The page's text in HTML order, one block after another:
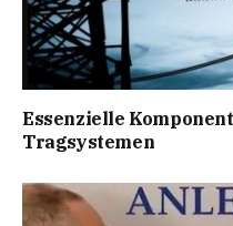
Essenzielle
Tragsystemen